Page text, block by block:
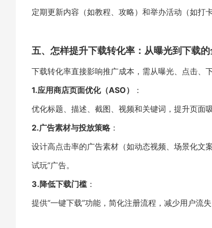
定期更新内容（如教程、攻略）和举办活动（如打
五、怎样提升下载转化率：从曝光到下载
下载转化率直接影响推广成本，需从曝光、点击、
1.应用商店页面优化（ASO）
：
优化标题、描述、截图、视频和关键词，提升页面
2.广告素材与投放策略：
设计高点击率的广告素材（如动态视频、场景化文
试玩”广告。
3.降低下载门槛：
提供“一键下载”功能，简化注册流程，减少用户流失